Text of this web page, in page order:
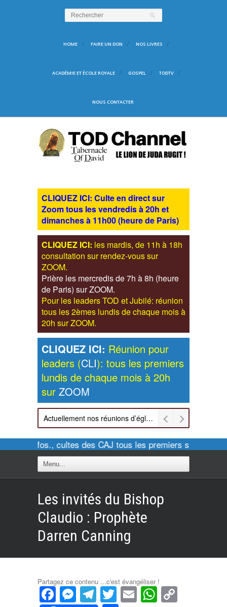
HOME FAIRE UN DON NOS LIVRES
ACADÉMIE ET ÉCOLE ROYALE GOSPEL TODTV
NOUS CONTACTER
CLIQUEZ ICI: Culte en direct sur
Zoom tous les vendredis à 20h et
dimanches à 11h00 (heure de Paris)
CLIQUEZ ICI: les mardis, de 11h à 18h
consultation sur rendez-vous sur
ZOOM.
Prière les mercredis de 7h à 8h (heure
de Paris) sur ZOOM.
Pour les leaders TOD et Jubilé: réunion
tous les 2èmes lundis de chaque mois à
20h sur ZOOM.
CLIQUEZ ICI: Réunion pour
leaders (CLI): tous les premiers
lundis de chaque mois à 20h
sur ZOOM
Actuellement nos réunions d’église sont retransmises sur ZOOM les dimanches à 11h et vendredis à 20h00
Pour infos., cultes des CAJ tous les premiers samedis
Les invités du Bishop
Claudio : Prophète
Darren Canning
Partagez ce contenu ...c'est évangéliser !
Facebook
Messenger
Telegram
Twitter
Email